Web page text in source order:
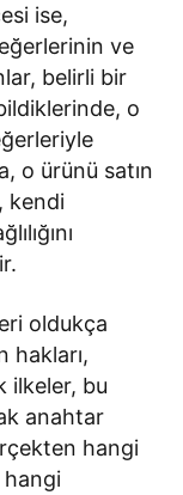
ise,
ve
belirli bir
o
o ürünü satın
kendi
oldukça
hakları,
ilkeler, bu
anahtar
hangi
hangi